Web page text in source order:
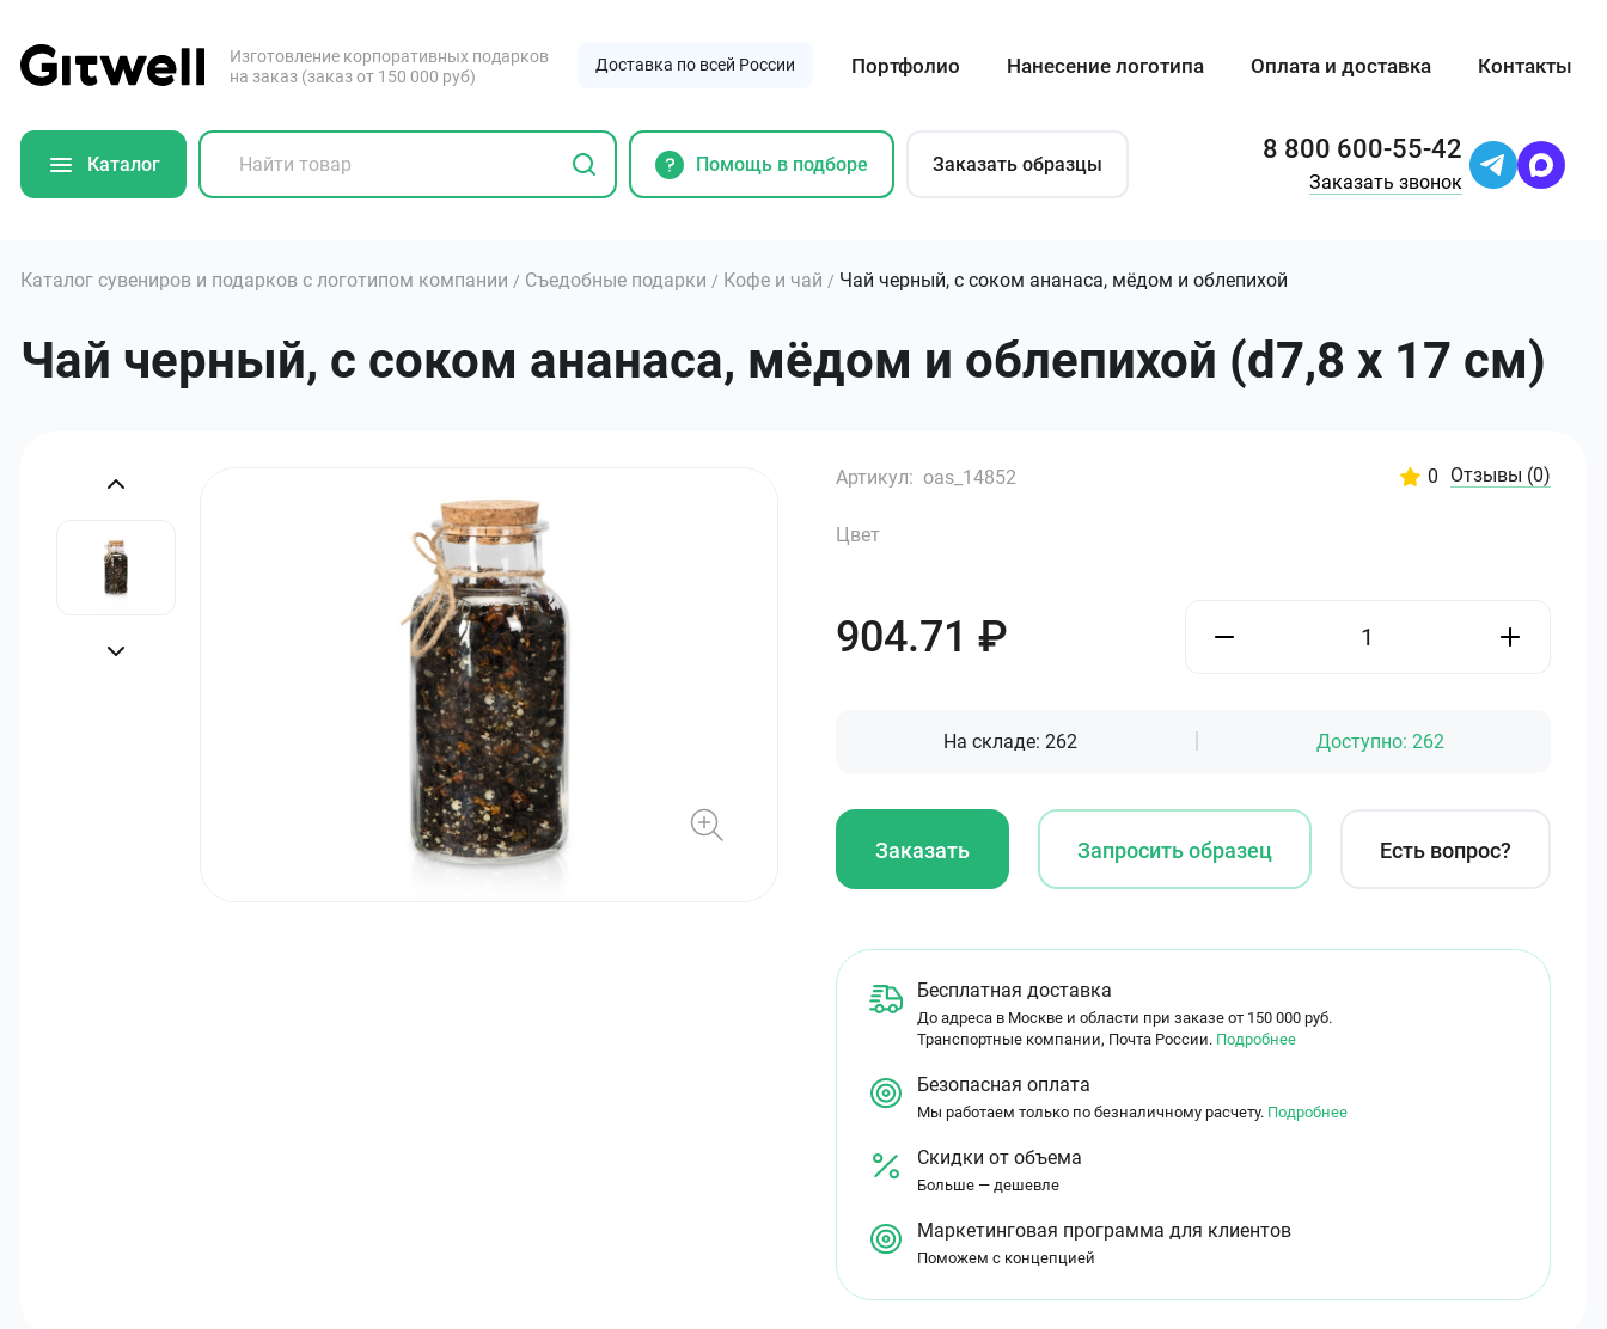
Изготовление корпоративных подарков
на заказ (заказ от 150 000 руб)
Доставка по всей России Портфолио Нанесение логотипа Оплата и доставка Контакты
Каталог Помощь в подборе Заказать образцы 8 800 600-55-42
Заказать звонок
Каталог сувениров и подарков с логотипом компании / Съедобные подарки / Кофе и чай / Чай черный, с соком ананаса, мёдом и облепихой
Чай черный, с соком ананаса, мёдом и облепихой (d7,8 х 17 см)
Артикул: oas_14852 0 Отзывы (0)
Цвет
904.71 ₽
На складе: 262 Доступно: 262
Заказать Запросить образец Есть вопрос?
Бесплатная доставка
До адреса в Москве и области при заказе от 150 000 руб.
Транспортные компании, Почта России. Подробнее
Безопасная оплата
Мы работаем только по безналичному расчету. Подробнее
Скидки от объема
Больше — дешевле
Маркетинговая программа для клиентов
Поможем с концепцией